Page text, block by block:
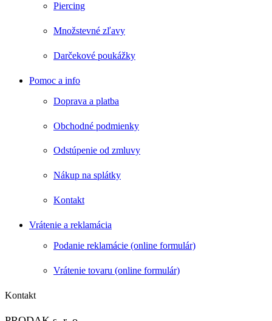
Piercing
Množstevné zľavy
Darčekové poukážky
Pomoc a info
Doprava a platba
Obchodné podmienky
Odstúpenie od zmluvy
Nákup na splátky
Kontakt
Vrátenie a reklamácia
Podanie reklamácie (online formulár)
Vrátenie tovaru (online formulár)
Kontakt